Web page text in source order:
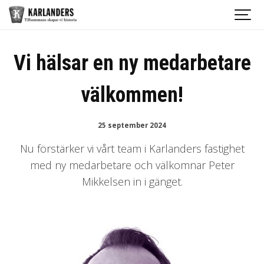
Vi hälsar en ny medarbetare
välkommen!
25 september 2024
Nu förstärker vi vårt team i Karlanders fastighet
med ny medarbetare och välkomnar Peter
Mikkelsen in i gänget.